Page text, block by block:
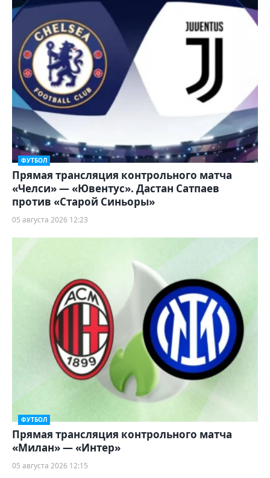
ФУТБОЛ
Прямая трансляция контрольного матча
«Челси» — «Ювентус». Дастан Сатпаев
против «Старой Синьоры»
05 августа 2026 12:23
ФУТБОЛ
Прямая трансляция контрольного матча
«Милан» — «Интер»
05 августа 2026 12:15